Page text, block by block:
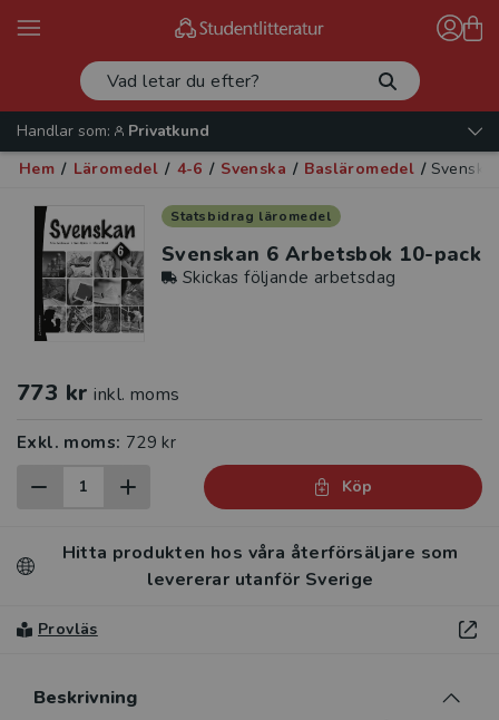
Handlar som:
Privatkund
Hem / Läromedel / 4-6 / Svenska / Basläromedel /
Statsbidrag läromedel
Svenskan 6 Arbetsbok 10-pack
Skickas följande arbetsdag
773 kr inkl. moms
Exkl. moms: 729 kr
Köp
Hitta produkten hos våra återförsäljare som
levererar utanför Sverige
Provläs
Beskrivning